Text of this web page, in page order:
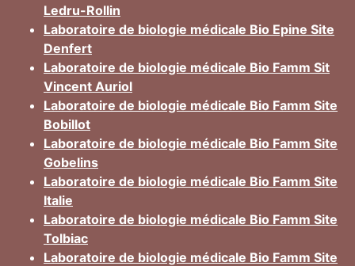
Ledru-Rollin
Laboratoire de biologie médicale Bio Epine Site
Denfert
Laboratoire de biologie médicale Bio Famm Sit
Vincent Auriol
Laboratoire de biologie médicale Bio Famm Site
Bobillot
Laboratoire de biologie médicale Bio Famm Site
Gobelins
Laboratoire de biologie médicale Bio Famm Site
Italie
Laboratoire de biologie médicale Bio Famm Site
Tolbiac
Laboratoire de biologie médicale Bio Famm Site